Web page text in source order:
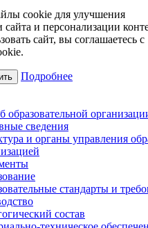
cookie для улучшения
и персонализации
сайт, вы соглашаетесь с
Подробнее
образовательной
сведения
и органы управления
стандарты и
состав